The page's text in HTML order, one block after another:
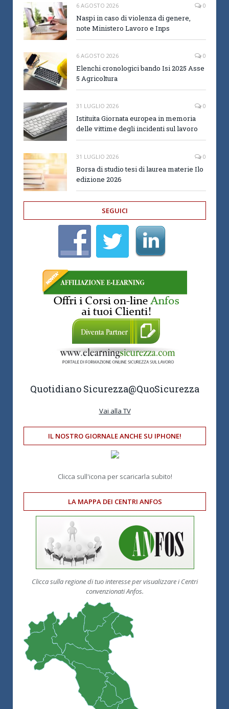
6 AGOSTO 2026 0
Naspi in caso di violenza di genere,
note Ministero Lavoro e Inps
6 AGOSTO 2026 0
Elenchi cronologici bando Isi 2025 Asse
5 Agricoltura
31 LUGLIO 2026 0
Istituita Giornata europea in memoria
delle vittime degli incidenti sul lavoro
31 LUGLIO 2026 0
Borsa di studio tesi di laurea materie Ilo
edizione 2026
SEGUICI
Quotidiano Sicurezza@QuoSicurezza
Vai alla TV
IL NOSTRO GIORNALE ANCHE SU IPHONE!
Clicca sull'icona per scaricarla subito!
LA MAPPA DEI CENTRI ANFOS
Clicca sulla regione di tuo interesse per visualizzare i Centri
convenzionati Anfos.